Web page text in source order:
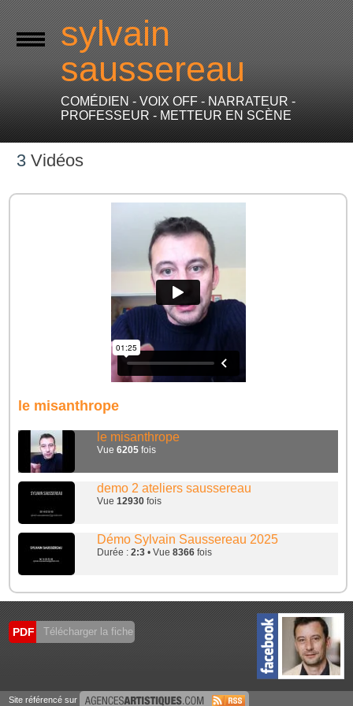
sylvain
saussereau
COMÉDIEN - VOIX OFF - NARRATEUR -
PROFESSEUR - METTEUR EN SCÈNE
3 Vidéos
le misanthrope
le misanthrope
Vue6205 fois
demo 2 ateliers saussereau
Vue12930 fois
Démo Sylvain Saussereau 2025
Durée :2:3 • Vue8366 fois
PDF Télécharger la fiche
Site référencé sur